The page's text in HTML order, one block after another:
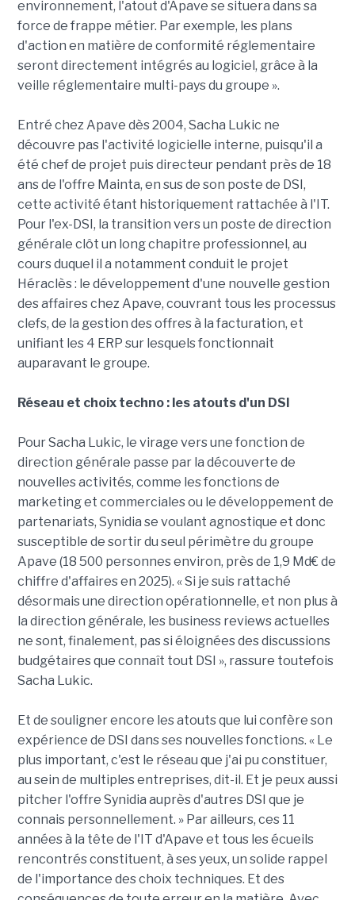
environnement, l'atout d'Apave se situera dans sa
force de frappe métier. Par exemple, les plans
d'action en matière de conformité réglementaire
seront directement intégrés au logiciel, grâce à la
veille réglementaire multi-pays du groupe ».
Entré chez Apave dès 2004, Sacha Lukic ne
découvre pas l'activité logicielle interne, puisqu'il a
été chef de projet puis directeur pendant près de 18
ans de l'offre Mainta, en sus de son poste de DSI,
cette activité étant historiquement rattachée à l'IT.
Pour l'ex-DSI, la transition vers un poste de direction
générale clôt un long chapitre professionnel, au
cours duquel il a notamment conduit le projet
Héraclès : le développement d'une nouvelle gestion
des affaires chez Apave, couvrant tous les processus
clefs, de la gestion des offres à la facturation, et
unifiant les 4 ERP sur lesquels fonctionnait
auparavant le groupe.
Réseau et choix techno : les atouts d'un DSI
Pour Sacha Lukic, le virage vers une fonction de
direction générale passe par la découverte de
nouvelles activités, comme les fonctions de
marketing et commerciales ou le développement de
partenariats, Synidia se voulant agnostique et donc
susceptible de sortir du seul périmètre du groupe
Apave (18 500 personnes environ, près de 1,9 Md€ de
chiffre d'affaires en 2025). « Si je suis rattaché
désormais une direction opérationnelle, et non plus à
la direction générale, les business reviews actuelles
ne sont, finalement, pas si éloignées des discussions
budgétaires que connaît tout DSI », rassure toutefois
Sacha Lukic.
Et de souligner encore les atouts que lui confère son
expérience de DSI dans ses nouvelles fonctions. « Le
plus important, c'est le réseau que j'ai pu constituer,
au sein de multiples entreprises, dit-il. Et je peux aussi
pitcher l'offre Synidia auprès d'autres DSI que je
connais personnellement. » Par ailleurs, ces 11
années à la tête de l'IT d'Apave et tous les écueils
rencontrés constituent, à ses yeux, un solide rappel
de l'importance des choix techniques. Et des